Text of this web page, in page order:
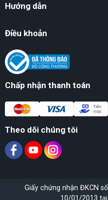
Hướng dẫn
Điều khoản
Chấp nhận thanh toán
Theo dõi chúng tôi
Giấy chứng nhận ĐKCN
10/01/2013 tại